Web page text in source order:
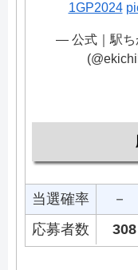
1GP2024
— 公式｜駅ち
当選確率
－
応募者数
308